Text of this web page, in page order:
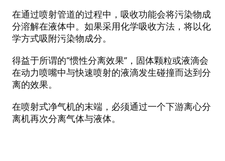
在通过喷射管道的过程中，吸收功能会将污染物成
分溶解在液体中。如果采用化学吸收方法，将以化
学方式吸附污染物成分。
得益于所谓的“惯性分离效果”，固体颗粒或液滴会
在动力喷嘴中与快速喷射的液滴发生碰撞而达到分
离的效果。
在喷射式净气机的末端，必须通过一个下游离心分
离机再次分离气体与液体。